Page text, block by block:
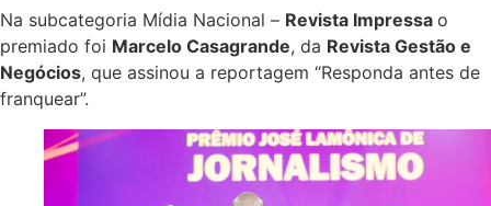
Na subcategoria Mídia Nacional – Revista Impressa o
premiado foi Marcelo Casagrande, da Revista Gestão e
Negócios, que assinou a reportagem “Responda antes de
franquear”.